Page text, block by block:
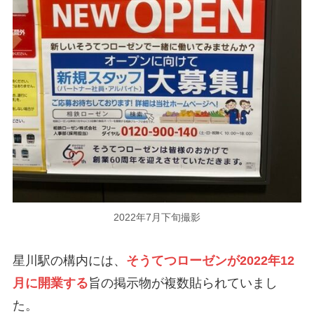
2022年7月下旬撮影
星川駅の構内には、 そうてつローゼンが2022年12
月に開業する旨の掲示物が複数貼られていまし
た。